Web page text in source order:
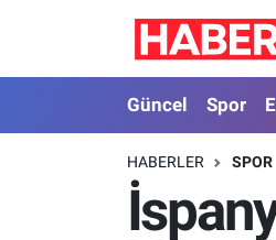
Güncel Spor
HABERLER SPOR
Güncel
Spor
Ekonomi
Nöbetçi Eczaneler
Hava Durumu
İstanbul Namaz Vakitleri